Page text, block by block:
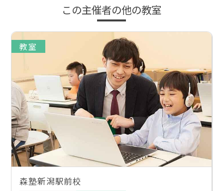
この主催者の他の教室
教室
森塾新潟駅前校